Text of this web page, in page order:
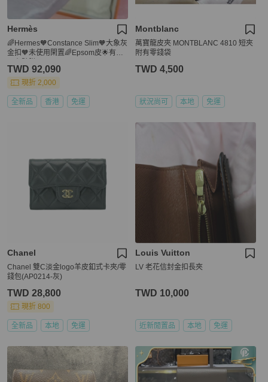
Hermès
🌈Hermes🧡Constance Slim🧡大象灰
金扣🧡未使用閑置🌈Epsom皮🌟有盒
ce🌟hermeswallet🌟愛馬仕🌟
TWD 92,090
現折 2,000
全新品 香港 免運
Montblanc
萬寶龍皮夾 MONTBLANC 4810 短夾
附有零錢袋
TWD 4,500
狀況尚可 本地 免運
Chanel
Chanel 雙C淡金logo羊皮釦式卡夾/零
錢包(AP0214-灰)
TWD 28,800
現折 800
全新品 本地 免運
Louis Vuitton
LV 老花信封金扣長夾
TWD 10,000
近新閒置品 本地 免運